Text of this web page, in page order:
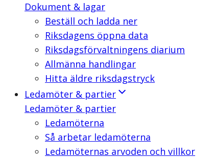
Dokument & lagar
Beställ och ladda ner
Riksdagens öppna data
Riksdagsförvaltningens diarium
Allmänna handlingar
Hitta äldre riksdagstryck
Ledamöter & partier
Ledamöter & partier
Ledamöterna
Så arbetar ledamöterna
Ledamöternas arvoden och villkor